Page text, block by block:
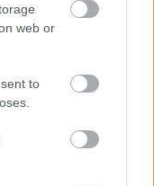
web or
to
kad
Fiziķis skaidro,